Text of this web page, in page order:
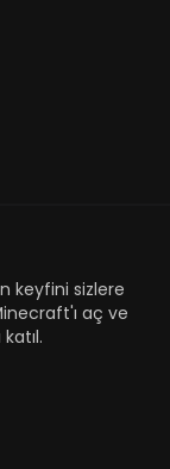
keyfini sizlere
aç ve